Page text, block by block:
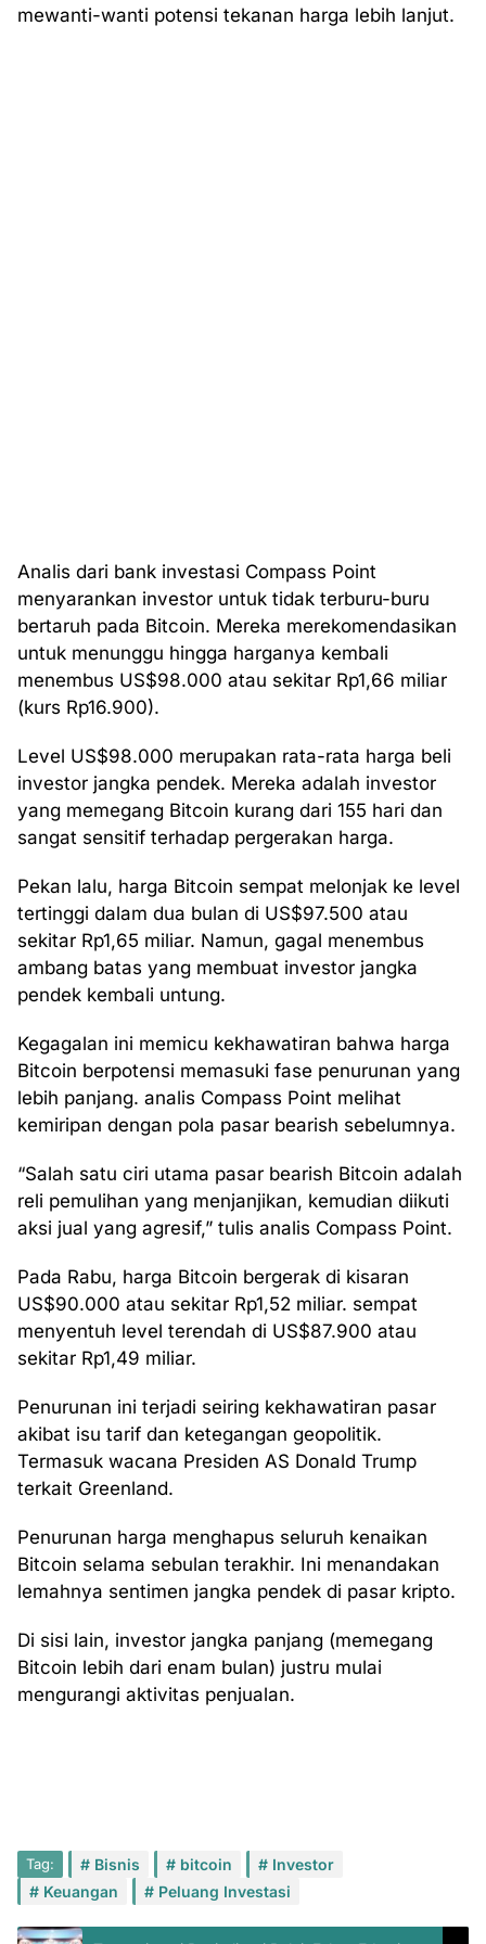
mewanti-wanti potensi tekanan harga lebih lanjut.
Analis dari bank investasi Compass Point
menyarankan investor untuk tidak terburu-buru
bertaruh pada Bitcoin. Mereka merekomendasikan
untuk menunggu hingga harganya kembali
menembus US$98.000 atau sekitar Rp1,66 miliar
(kurs Rp16.900).
Level US$98.000 merupakan rata-rata harga beli
investor jangka pendek. Mereka adalah investor
yang memegang Bitcoin kurang dari 155 hari dan
sangat sensitif terhadap pergerakan harga.
Pekan lalu, harga Bitcoin sempat melonjak ke level
tertinggi dalam dua bulan di US$97.500 atau
sekitar Rp1,65 miliar. Namun, gagal menembus
ambang batas yang membuat investor jangka
pendek kembali untung.
Kegagalan ini memicu kekhawatiran bahwa harga
Bitcoin berpotensi memasuki fase penurunan yang
lebih panjang. analis Compass Point melihat
kemiripan dengan pola pasar bearish sebelumnya.
“Salah satu ciri utama pasar bearish Bitcoin adalah
reli pemulihan yang menjanjikan, kemudian diikuti
aksi jual yang agresif,” tulis analis Compass Point.
Pada Rabu, harga Bitcoin bergerak di kisaran
US$90.000 atau sekitar Rp1,52 miliar. sempat
menyentuh level terendah di US$87.900 atau
sekitar Rp1,49 miliar.
Penurunan ini terjadi seiring kekhawatiran pasar
akibat isu tarif dan ketegangan geopolitik.
Termasuk wacana Presiden AS Donald Trump
terkait Greenland.
Penurunan harga menghapus seluruh kenaikan
Bitcoin selama sebulan terakhir. Ini menandakan
lemahnya sentimen jangka pendek di pasar kripto.
Di sisi lain, investor jangka panjang (memegang
Bitcoin lebih dari enam bulan) justru mulai
mengurangi aktivitas penjualan.
Tag: Bisnis bitcoin
Investor
Keuangan
Peluang Investasi